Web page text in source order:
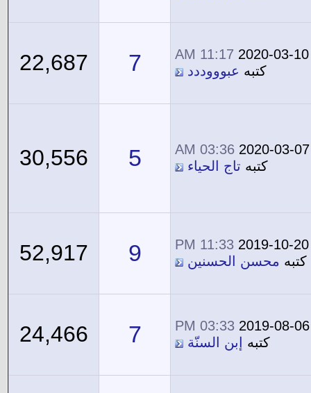
2020-03-10
11:17 AM
كتبه عبوووددد 7
22,687
2020-03-07
03:36 AM
كتبه تاج الحياء 5
30,556
2019-10-20
11:33 PM
كتبه محسن الحسنين 9
52,917
2019-08-06
03:33 PM
كتبه
إبن السنّة 7
24,466